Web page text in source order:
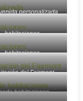
personalizada
habitaciones
habitaciones
del Fairmont
habitaciones